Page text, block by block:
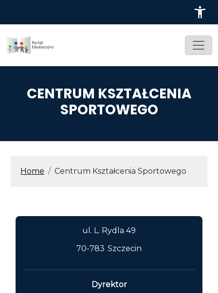
CENTRUM KSZTAŁCENIA
SPORTOWEGO
ŚCIEŻKA NAWIGACYJNA
Home Centrum Kształcenia Sportowego
ul. L. Rydla 49
70-783 Szczecin
Dyrektor